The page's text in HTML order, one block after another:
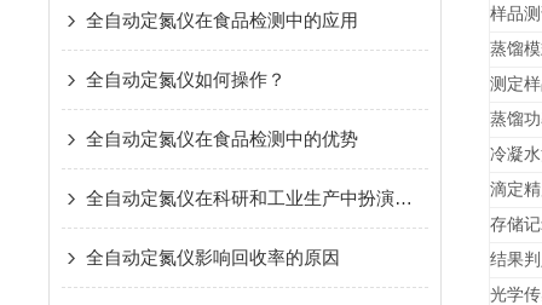
全自动定氮仪在食品检测中的应用
全自动定氮仪如何操作？
全自动定氮仪在食品检测中的优势
全自动定氮仪在科研和工业生产中扮演着越来越重要的角色
全自动定氮仪影响回收率的原因
样品
蒸馏
测定
蒸馏
冷凝
滴定
存储
结果
光学